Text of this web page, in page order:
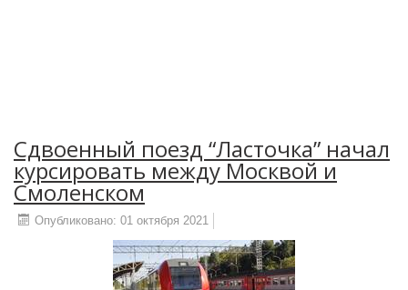
Сдвоенный поезд “Ласточка” начал
курсировать между Москвой и
Смоленском
Опубликовано: 01 октября 2021